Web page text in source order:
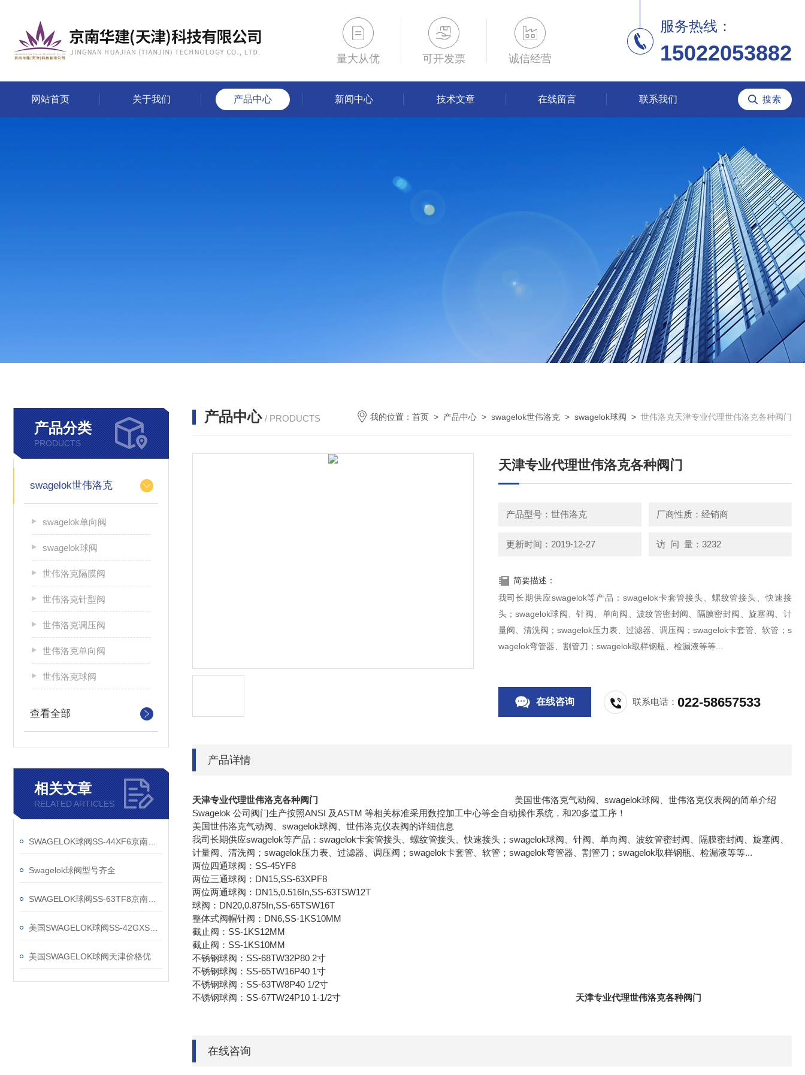
量大从优 可开发票 诚信经营
服务热线：
15022053882
网站首页 关于我们 产品中心 新闻中心 技术文章 在线留言 联系我们
产品分类
PRODUCTS
swagelok世伟洛克
swagelok单向阀
swagelok球阀
世伟洛克隔膜阀
世伟洛克针型阀
世伟洛克调压阀
世伟洛克单向阀
世伟洛克球阀
查看全部
相关文章
RELATED ARTICLES
Swagelok球阀型号齐全
美国SWAGELOK球阀天津价格优
产品中心 / PRODUCTS 我的位置： 首页 > 产品中心 > swagelok世伟洛克 > swagelok球阀 > 世伟洛克天津专业代理世伟洛克各种阀门
天津专业代理世伟洛克各种阀门
产品型号：世伟洛克 厂商性质：经销商
更新时间：2019-12-27 访 问 量：3232
简要描述：
我司长期供应swagelok等产品：swagelok卡套管接头、螺纹管接头、快速接
头；swagelok球阀、针阀、单向阀、波纹管密封阀、隔膜密封阀、旋塞阀、计
量阀、清洗阀；swagelok压力表、过滤器、调压阀；swagelok卡套管、软管；s
wagelok弯管器、割管刀；swagelok取样钢瓶、检漏液等等...
在线咨询 联系电话：022-58657533
产品详情
天津专业代理世伟洛克各种阀门
美国世伟洛克气动阀、swagelok球阀、世伟洛克仪表阀的简单介绍
Swagelok 公司阀门生产按照ANSI 及ASTM 等相关标准采用数控加工中心等全自动操作系统，和20多道工序！
美国世伟洛克气动阀、swagelok球阀、世伟洛克仪表阀的详细信息
我司长期供应swagelok等产品：swagelok卡套管接头、螺纹管接头、快速接头；swagelok球阀、针阀、单向阀、波纹管密封阀、隔膜密封阀、旋塞阀、
计量阀、清洗阀；swagelok压力表、过滤器、调压阀；swagelok卡套管、软管；swagelok弯管器、割管刀；swagelok取样钢瓶、检漏液等等...
两位四通球阀：SS-45YF8
两位三通球阀：DN15,SS-63XPF8
两位两通球阀：DN15,0.516In,SS-63TSW12T
球阀：DN20,0.875In,SS-65TSW16T
整体式阀帽针阀：DN6,SS-1KS10MM
截止阀：SS-1KS12MM
截止阀：SS-1KS10MM
不锈钢球阀：SS-68TW32P80 2寸
不锈钢球阀：SS-65TW16P40 1寸
不锈钢球阀：SS-63TW8P40 1/2寸
不锈钢球阀：SS-67TW24P10 1-1/2寸
天津专业代理世伟洛克各种阀门
在线咨询